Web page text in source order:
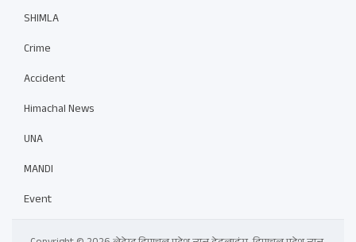
SHIMLA
Crime
Accident
Himachal News
UNA
MANDI
Event